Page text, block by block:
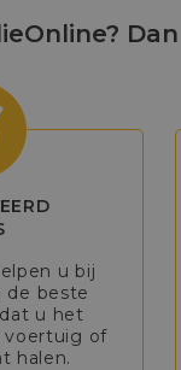
u bij
de beste
u het
voertuig of
halen.